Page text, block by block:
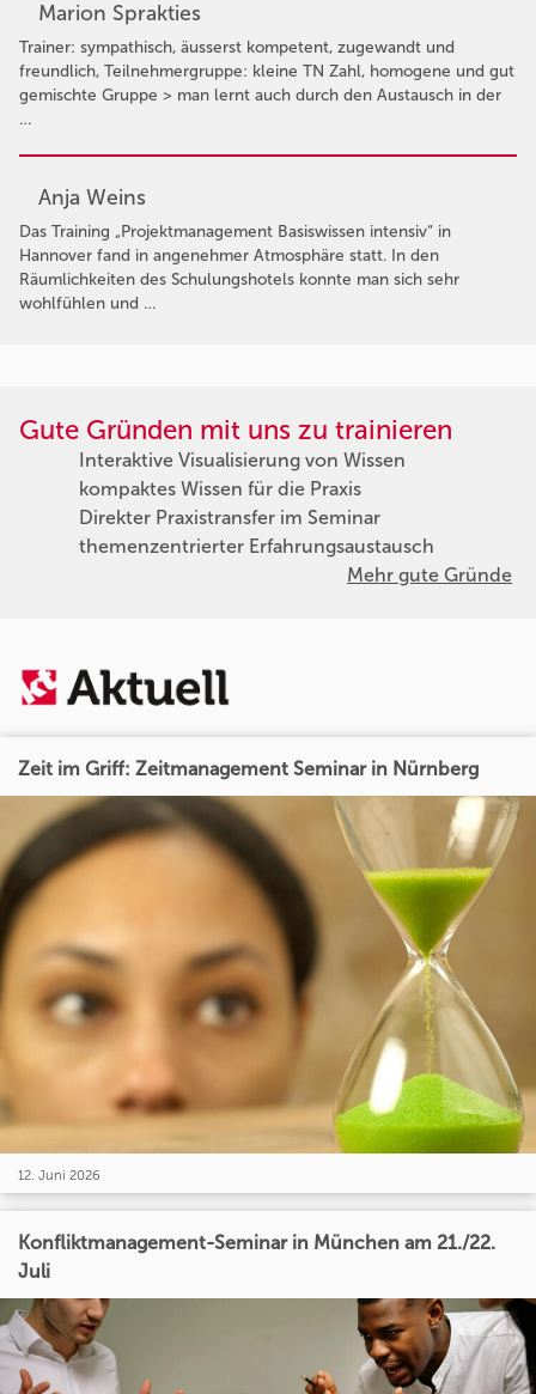
Marion Sprakties
Trainer: sympathisch, äusserst kompetent, zugewandt und
freundlich, Teilnehmergruppe: kleine TN Zahl, homogene und gut
gemischte Gruppe > man lernt auch durch den Austausch in der
…
Anja Weins
Das Training „Projektmanagement Basiswissen intensiv“ in
Hannover fand in angenehmer Atmosphäre statt. In den
Räumlichkeiten des Schulungshotels konnte man sich sehr
wohlfühlen und …
Gute Gründen mit uns zu trainieren
Interaktive Visualisierung von Wissen
kompaktes Wissen für die Praxis
Direkter Praxistransfer im Seminar
themenzentrierter Erfahrungsaustausch
Mehr gute Gründe
Zeit im Griff: Zeitmanagement Seminar in Nürnberg
12. Juni 2026
Konfliktmanagement-Seminar in München am 21./22.
Juli